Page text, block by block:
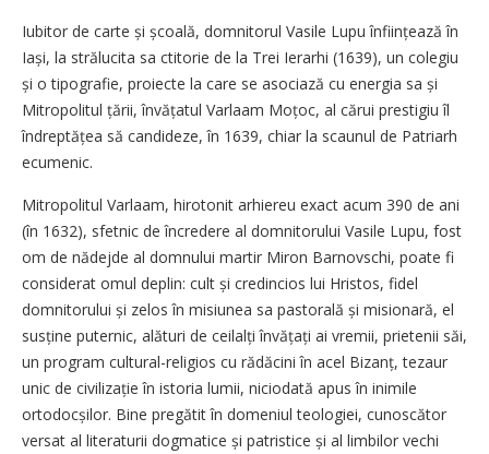
Iubitor de carte și școală, domnitorul Vasile Lupu înființează în
Iași, la strălucita sa ctitorie de la Trei Ierarhi (1639), un colegiu
și o tipografie, proiecte la care se asociază cu energia sa și
Mitropolitul țării, învățatul Varlaam Moțoc, al cărui prestigiu îl
îndreptățea să candideze, în 1639, chiar la scaunul de Patriarh
ecumenic.
Mitropolitul Varlaam, hirotonit arhiereu exact acum 390 de ani
(în 1632), sfetnic de încredere al domnitorului Vasile Lupu, fost
om de nădejde al domnului martir Miron Barnovschi, poate fi
considerat omul deplin: cult și credincios lui Hristos, fidel
domnitorului și zelos în misiunea sa pastorală și misionară, el
susține puternic, alături de ceilalți învățați ai vremii, prietenii săi,
un program cultural-religios cu rădăcini în acel Bizanț, tezaur
unic de civilizație în istoria lumii, niciodată apus în inimile
ortodocșilor. Bine pregătit în domeniul teologiei, cunoscător
versat al literaturii dogmatice și patristice și al limbilor vechi